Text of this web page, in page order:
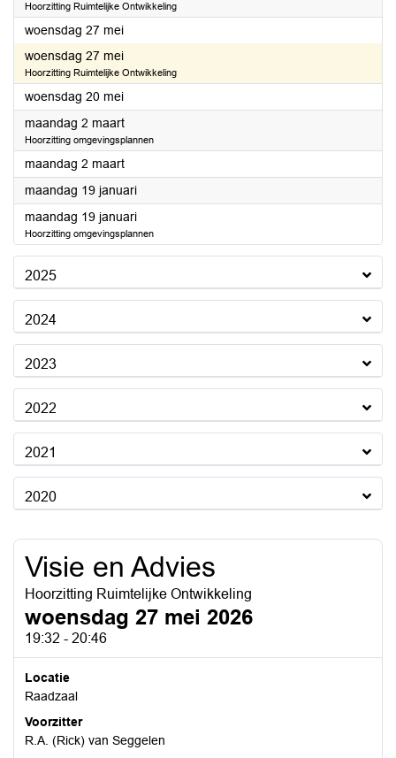
Hoorzitting Ruimtelijke Ontwikkeling
woensdag 27 mei2026
woensdag 27 mei2026
Hoorzitting Ruimtelijke Ontwikkeling
woensdag 20 mei2026
maandag 2 maart2026
Hoorzitting omgevingsplannen
maandag 2 maart2026
maandag 19 januari2026
maandag 19 januari2026
Hoorzitting omgevingsplannen
2025
2024
2023
2022
2021
2020
Visie en Advies
Hoorzitting Ruimtelijke Ontwikkeling
woensdag 27 mei 2026
19:32 - 20:46
Locatie
Raadzaal
Voorzitter
R.A. (Rick) van Seggelen